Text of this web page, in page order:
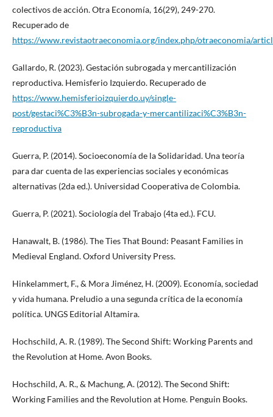
colectivos de acción. Otra Economía, 16(29), 249-270.
Recuperado de
https://www.revistaotraeconomia.org/index.php/otraeconomia/
Gallardo, R. (2023). Gestación subrogada y mercantilización
reproductiva. Hemisferio Izquierdo. Recuperado de
https://www.hemisferioizquierdo.uy/single-
post/gestaci%C3%B3n-subrogada-y-mercantilizaci%C3%B3n-
reproductiva
Guerra, P. (2014). Socioeconomía de la Solidaridad. Una teoría
para dar cuenta de las experiencias sociales y económicas
alternativas (2da ed.). Universidad Cooperativa de Colombia.
Guerra, P. (2021). Sociología del Trabajo (4ta ed.). FCU.
Hanawalt, B. (1986). The Ties That Bound: Peasant Families in
Medieval England. Oxford University Press.
Hinkelammert, F., & Mora Jiménez, H. (2009). Economía, sociedad
y vida humana. Preludio a una segunda crítica de la economía
política. UNGS Editorial Altamira.
Hochschild, A. R. (1989). The Second Shift: Working Parents and
the Revolution at Home. Avon Books.
Hochschild, A. R., & Machung, A. (2012). The Second Shift:
Working Families and the Revolution at Home. Penguin Books.